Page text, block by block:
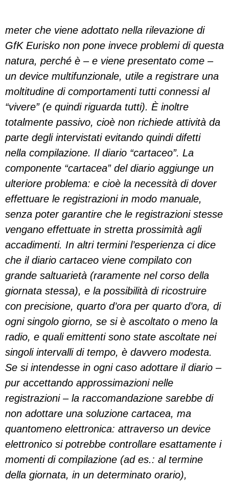
meter che viene adottato nella rilevazione di
GfK Eurisko non pone invece problemi di questa
natura, perché è – e viene presentato come –
un device multifunzionale, utile a registrare una
moltitudine di comportamenti tutti connessi al
“vivere” (e quindi riguarda tutti). È inoltre
totalmente passivo, cioè non richiede attività da
parte degli intervistati evitando quindi difetti
nella compilazione. Il diario “cartaceo”. La
componente “cartacea” del diario aggiunge un
ulteriore problema: e cioè la necessità di dover
effettuare le registrazioni in modo manuale,
senza poter garantire che le registrazioni stesse
vengano effettuate in stretta prossimità agli
accadimenti. In altri termini l’esperienza ci dice
che il diario cartaceo viene compilato con
grande saltuarietà (raramente nel corso della
giornata stessa), e la possibilità di ricostruire
con precisione, quarto d’ora per quarto d’ora, di
ogni singolo giorno, se si è ascoltato o meno la
radio, e quali emittenti sono state ascoltate nei
singoli intervalli di tempo, è davvero modesta.
Se si intendesse in ogni caso adottare il diario –
pur accettando approssimazioni nelle
registrazioni – la raccomandazione sarebbe di
non adottare una soluzione cartacea, ma
quantomeno elettronica: attraverso un device
elettronico si potrebbe controllare esattamente i
momenti di compilazione (ad es.: al termine
della giornata, in un determinato orario),